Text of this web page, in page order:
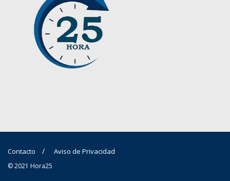
Contacto Aviso de Privacidad
© 2021 Hora25